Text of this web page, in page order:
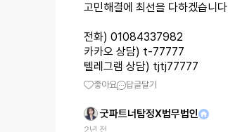
고민해결에 최선을 다하겠습니다
전화) 01084337982
카카오 상담) t-77777
텔레그램 상담) tjtj77777
좋아요 답글달기
굿파트너탐정X법무법인
2년 전